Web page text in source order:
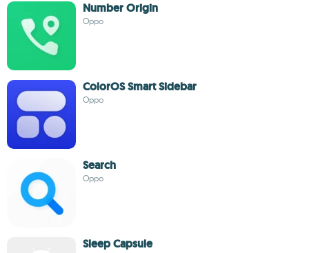
Number Origin
Oppo
ColorOS Smart Sidebar
Oppo
Search
Oppo
Sleep Capsule